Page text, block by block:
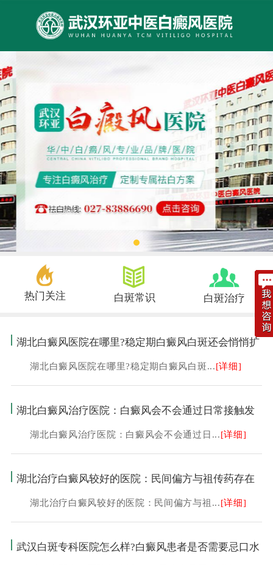
热门关注 白斑常识 白斑治疗
湖北白癜风医院在哪里?稳定期白癜风白斑还会悄悄扩
湖北白癜风医院在哪里?稳定期白癜风白斑...[详细]
湖北白癜风治疗医院：白癜风会不会通过日常接触发
湖北白癜风治疗医院：白癜风会不会通过日...[详细]
湖北治疗白癜风较好的医院：民间偏方与祖传药存在
湖北治疗白癜风较好的医院：民间偏方与祖...[详细]
武汉白斑专科医院怎么样?白癜风患者是否需要忌口水